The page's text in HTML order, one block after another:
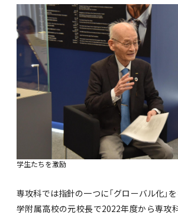
学生たちを激励
専攻科では指針の一つに「グローバル化」
学附属高校の元校長で2022年度から専攻